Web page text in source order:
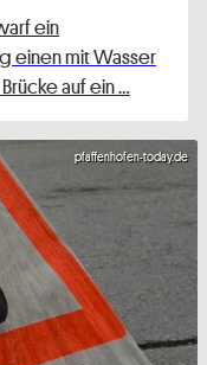
ein
einen mit Wasser
auf ein …
pfaffenhofen-today.de